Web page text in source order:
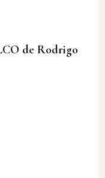
de Rodrigo